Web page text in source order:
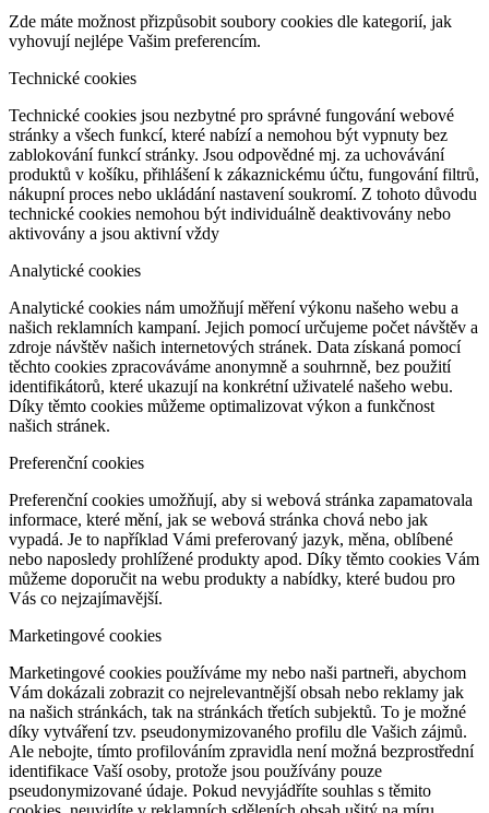
Zde máte možnost přizpůsobit soubory cookies dle kategorií, jak
vyhovují nejlépe Vašim preferencím.
Technické cookies
Technické cookies jsou nezbytné pro správné fungování webové
stránky a všech funkcí, které nabízí a nemohou být vypnuty bez
zablokování funkcí stránky. Jsou odpovědné mj. za uchovávání
produktů v košíku, přihlášení k zákaznickému účtu, fungování filtrů,
nákupní proces nebo ukládání nastavení soukromí. Z tohoto důvodu
technické cookies nemohou být individuálně deaktivovány nebo
aktivovány a jsou aktivní vždy
Analytické cookies
Analytické cookies nám umožňují měření výkonu našeho webu a
našich reklamních kampaní. Jejich pomocí určujeme počet návštěv a
zdroje návštěv našich internetových stránek. Data získaná pomocí
těchto cookies zpracováváme anonymně a souhrnně, bez použití
identifikátorů, které ukazují na konkrétní uživatelé našeho webu.
Díky těmto cookies můžeme optimalizovat výkon a funkčnost
našich stránek.
Preferenční cookies
Preferenční cookies umožňují, aby si webová stránka zapamatovala
informace, které mění, jak se webová stránka chová nebo jak
vypadá. Je to například Vámi preferovaný jazyk, měna, oblíbené
nebo naposledy prohlížené produkty apod. Díky těmto cookies Vám
můžeme doporučit na webu produkty a nabídky, které budou pro
Vás co nejzajímavější.
Marketingové cookies
Marketingové cookies používáme my nebo naši partneři, abychom
Vám dokázali zobrazit co nejrelevantnější obsah nebo reklamy jak
na našich stránkách, tak na stránkách třetích subjektů. To je možné
díky vytváření tzv. pseudonymizovaného profilu dle Vašich zájmů.
Ale nebojte, tímto profilováním zpravidla není možná bezprostřední
identifikace Vaší osoby, protože jsou používány pouze
pseudonymizované údaje. Pokud nevyjádříte souhlas s těmito